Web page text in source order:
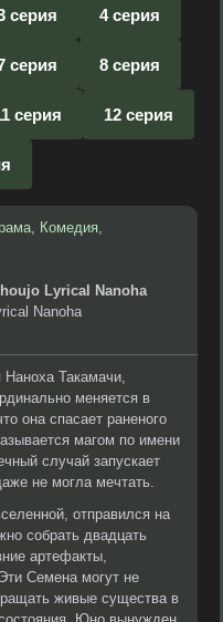
серия 4 серия
серия 8 серия
серия 12 серия
, Комедия,
Lyrical Nanoha
Nanoha
Такамачи,
меняется в
она спасает раненого
магом по имени
случай запускает
не могла мечтать.
отправился на
собрать двадцать
артефакты,
Семена могут не
живые существа в